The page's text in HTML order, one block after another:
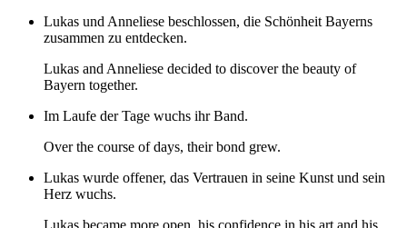
Lukas und Anneliese beschlossen, die Schönheit Bayerns
zusammen zu entdecken.
Lukas and Anneliese decided to discover the beauty of
Bayern together.
Im Laufe der Tage wuchs ihr Band.
Over the course of days, their bond grew.
Lukas wurde offener, das Vertrauen in seine Kunst und sein
Herz wuchs.